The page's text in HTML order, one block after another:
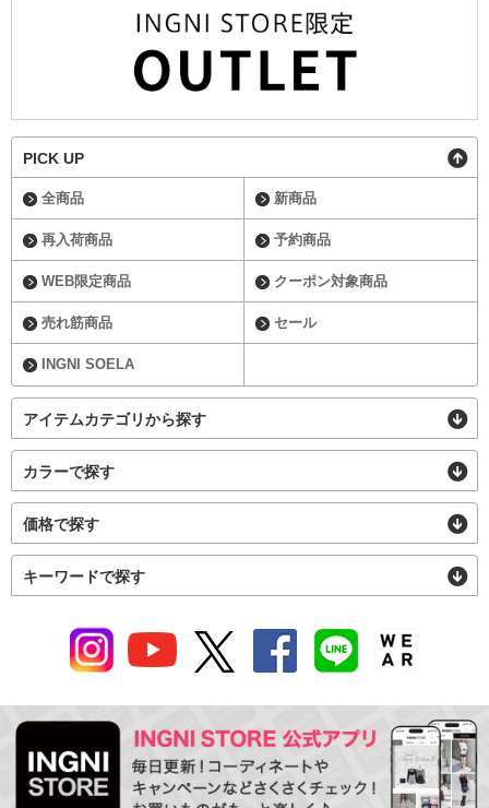
PICK UP
全商品 新商品
再入荷商品 予約商品
WEB限定商品 クーポン対象商品
売れ筋商品 セール
INGNI SOELA
アイテムカテゴリから探す
カラーで探す
価格で探す
キーワードで探す